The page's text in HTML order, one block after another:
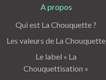
A propos
Qui est La Chouquette ?
Les valeurs de La Chouquette
Le label « La
Chouquettisation »